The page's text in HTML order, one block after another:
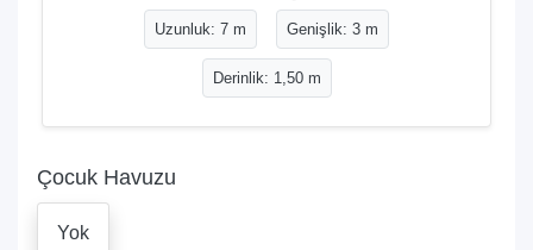
Uzunluk: 7 m Genişlik: 3 m
Derinlik: 1,50 m
Çocuk Havuzu
Yok